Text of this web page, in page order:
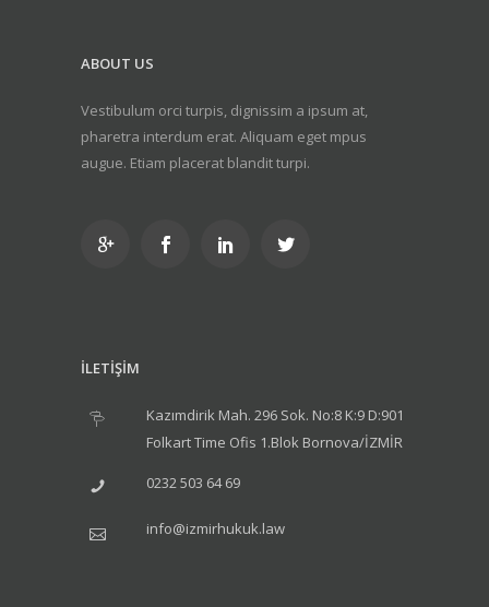
ABOUT US
Vestibulum orci turpis, dignissim a ipsum at,
pharetra interdum erat. Aliquam eget mpus
augue. Etiam placerat blandit turpi.
İLETİŞİM
Kazımdirik Mah. 296 Sok. No:8 K:9 D:901
Folkart Time Ofis 1.Blok Bornova/İZMİR
0232 503 64 69
info@izmirhukuk.law